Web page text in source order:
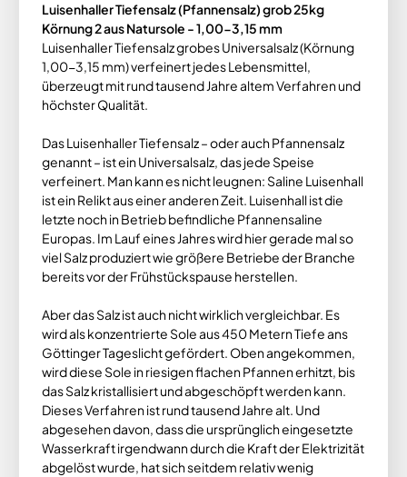
Luisenhaller Tiefensalz (Pfannensalz) grob 25kg
Körnung 2 aus Natursole - 1,00-3,15 mm
Luisenhaller Tiefensalz grobes Universalsalz (Körnung
1,00-3,15 mm) verfeinert jedes Lebensmittel,
überzeugt mit rund tausend Jahre altem Verfahren und
höchster Qualität.
Das Luisenhaller Tiefensalz – oder auch Pfannensalz
genannt – ist ein Universalsalz, das jede Speise
verfeinert. Man kann es nicht leugnen: Saline Luisenhall
ist ein Relikt aus einer anderen Zeit. Luisenhall ist die
letzte noch in Betrieb befindliche Pfannensaline
Europas. Im Lauf eines Jahres wird hier gerade mal so
viel Salz produziert wie größere Betriebe der Branche
bereits vor der Frühstückspause herstellen.
Aber das Salz ist auch nicht wirklich vergleichbar. Es
wird als konzentrierte Sole aus 450 Metern Tiefe ans
Göttinger Tageslicht gefördert. Oben angekommen,
wird diese Sole in riesigen flachen Pfannen erhitzt, bis
das Salz kristallisiert und abgeschöpft werden kann.
Dieses Verfahren ist rund tausend Jahre alt. Und
abgesehen davon, dass die ursprünglich eingesetzte
Wasserkraft irgendwann durch die Kraft der Elektrizität
abgelöst wurde, hat sich seitdem relativ wenig